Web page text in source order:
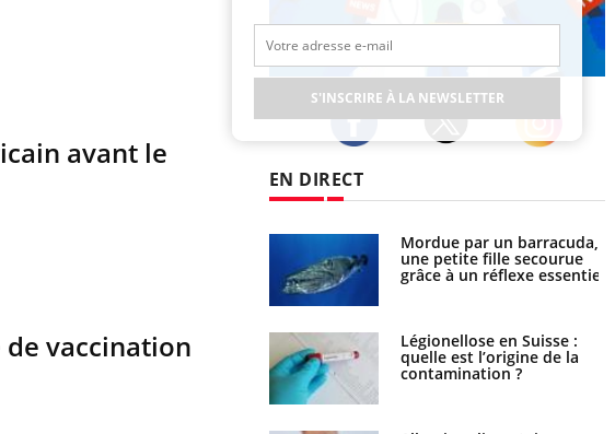
avant le
vaccination
EN DIRECT
Le smartphone nuit-il à
l'apprentissage de la
Mordue par un barracuda,
une petite fille secourue
grâce à un réflexe essentiel
Légionellose en Suisse :
quelle est l’origine de la
contamination ?
S'INSCRIRE À LA NEWSLETTER